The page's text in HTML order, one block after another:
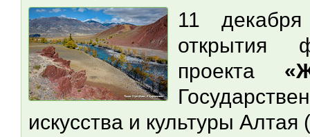
11
открытия
проекта
искусства и культуры